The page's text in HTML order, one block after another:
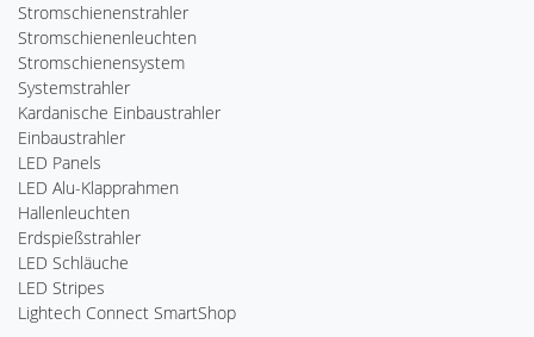
Stromschienenstrahler
Stromschienenleuchten
Stromschienensystem
Systemstrahler
Kardanische Einbaustrahler
Einbaustrahler
LED Panels
LED Alu-Klapprahmen
Hallenleuchten
Erdspießstrahler
LED Schläuche
LED Stripes
Lightech Connect SmartShop